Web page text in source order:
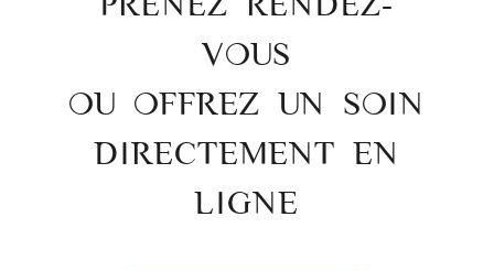
VOUS
OU OFFREZ UN SOIN
DIRECTEMENT EN
LIGNE